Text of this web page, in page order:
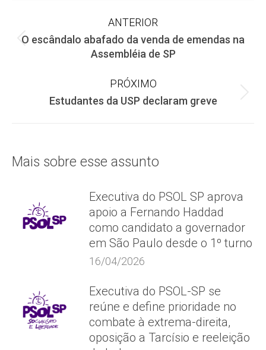
Navegação
de
ANTERIOR
Post
anterior:
O escândalo abafado da venda de emendas na
Assembléia de SP
PRÓXIMO
Próximo
Estudantes da USP declaram greve
Mais sobre esse assunto
Executiva do PSOL SP aprova
apoio a Fernando Haddad
como candidato a governador
em São Paulo desde o 1º turno
16/04/2026
Executiva do PSOL-SP se
reúne e define prioridade no
combate à extrema-direita,
oposição a Tarcísio e reeleição